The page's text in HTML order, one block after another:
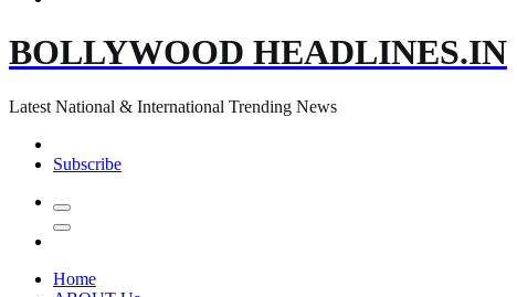
BOLLYWOOD HEADLINES.IN
Latest National & International Trending News
Subscribe
Home